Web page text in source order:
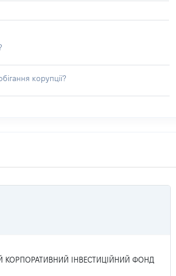
корупції?
КОРПОРАТИВНИЙ ІНВЕСТИЦІЙНИЙ ФОНД